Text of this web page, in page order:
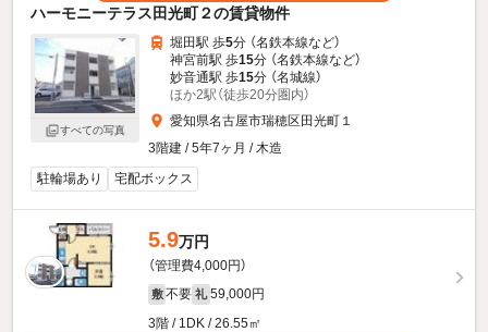
ハーモニーテラス田光町２の賃貸物件
すべての写真
堀田駅 歩5分 （名鉄本線など）
神宮前駅 歩15分 （名鉄本線など）
妙音通駅 歩15分 （名城線）
ほか2駅（徒歩20分圏内）
愛知県名古屋市瑞穂区田光町１
3階建 / 5年7ヶ月 / 木造
駐輪場あり
宅配ボックス
5.9万円
（管理費4,000円）
敷 不要 礼 59,000円
3階 / 1DK / 26.55㎡